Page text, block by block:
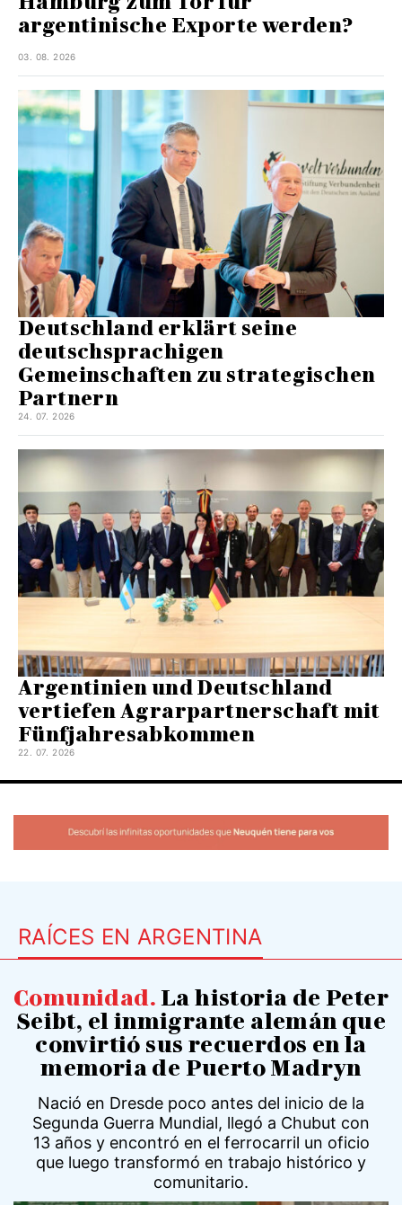
argentinische Exporte werden?
03. 08. 2026
Deutschland erklärt seine
deutschsprachigen
Gemeinschaften zu strategischen
Partnern
24. 07. 2026
Argentinien und Deutschland
vertiefen Agrarpartnerschaft mit
Fünfjahresabkommen
22. 07. 2026
RAÍCES EN ARGENTINA
Comunidad. La historia de Peter
Seibt, el inmigrante alemán que
convirtió sus recuerdos en la
memoria de Puerto Madryn
Nació en Dresde poco antes del inicio de la
Segunda Guerra Mundial, llegó a Chubut con
13 años y encontró en el ferrocarril un oficio
que luego transformó en trabajo histórico y
comunitario.